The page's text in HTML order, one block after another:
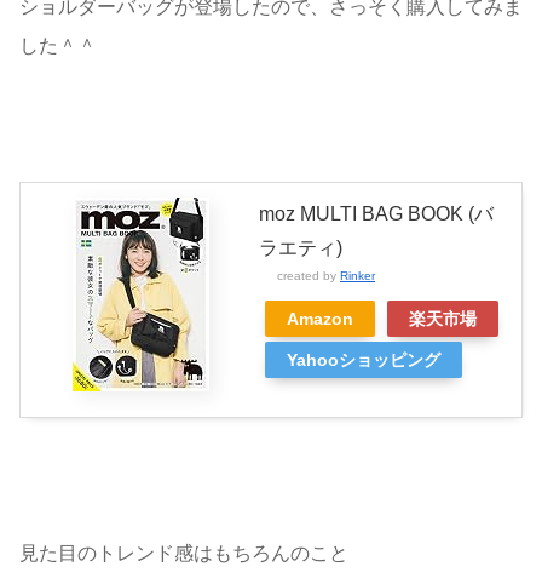
ショルダーバッグが登場したので、さっそく購入してみま
した＾＾
moz MULTI BAG BOOK (バ
ラエティ)
created by Rinker
Amazon 楽天市場
Yahooショッピング
見た目のトレンド感はもちろんのこと